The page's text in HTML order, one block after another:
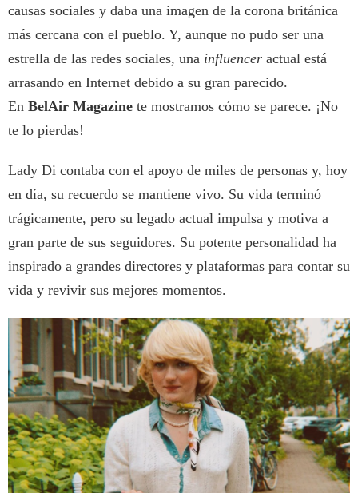
causas sociales y daba una imagen de la corona británica
más cercana con el pueblo. Y, aunque no pudo ser una
estrella de las redes sociales, una influencer actual está
arrasando en Internet debido a su gran parecido.
En BelAir Magazine te mostramos cómo se parece. ¡No
te lo pierdas!
Lady Di contaba con el apoyo de miles de personas y, hoy
en día, su recuerdo se mantiene vivo. Su vida terminó
trágicamente, pero su legado actual impulsa y motiva a
gran parte de sus seguidores. Su potente personalidad ha
inspirado a grandes directores y plataformas para contar su
vida y revivir sus mejores momentos.